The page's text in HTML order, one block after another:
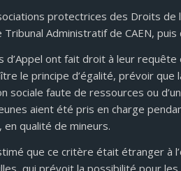
protectrices des Droits
Administratif de CAEN,
d’Appel ont fait droit à leur
le principe d’égalité, prévoir
sociale faute de ressources ou
aient été pris en charge
en qualité de mineurs.
que ce critère était étranger à
qui prévoit la possibilité pour